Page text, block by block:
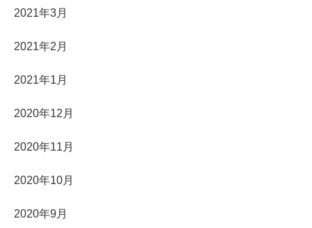
2021年3月
2021年2月
2021年1月
2020年12月
2020年11月
2020年10月
2020年9月